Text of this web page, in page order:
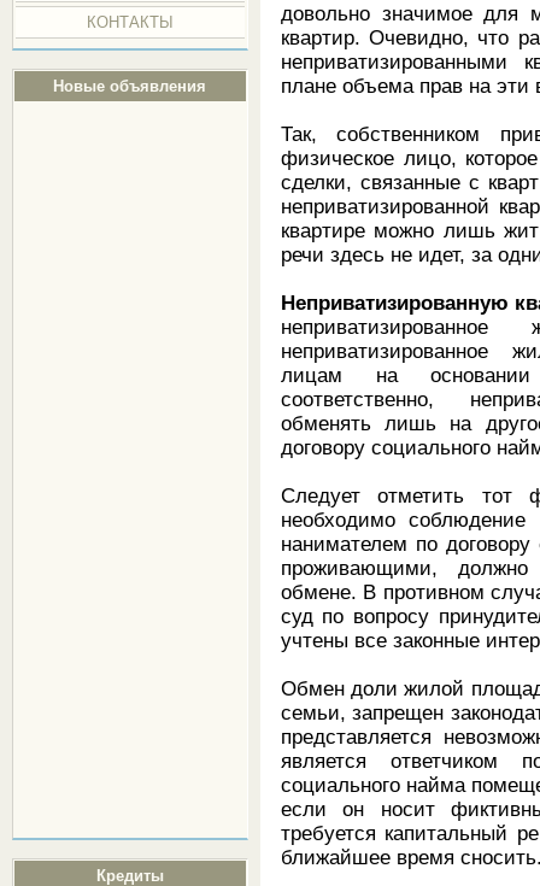
КОНТАКТЫ
Новые объявления
Кредиты
довольно значимое для
квартир. Очевидно, что
неприватизированными
плане объема прав на
Так, собственником
физическое лицо,
сделки, связанные с
неприватизированной
квартире можно лишь
речи здесь не идет, за
Неприватизированную
неприватизированное
лицам на основании
соответственно,
обменять лишь на
договору социального
Следует отметить тот
необходимо
нанимателем по
проживающими,
обмене. В противном
суд по вопросу
учтены все законные
Обмен доли жилой
семьи, запрещен
представляется
является ответчиком
социального найма
если он носит
требуется капитальный
ближайшее время